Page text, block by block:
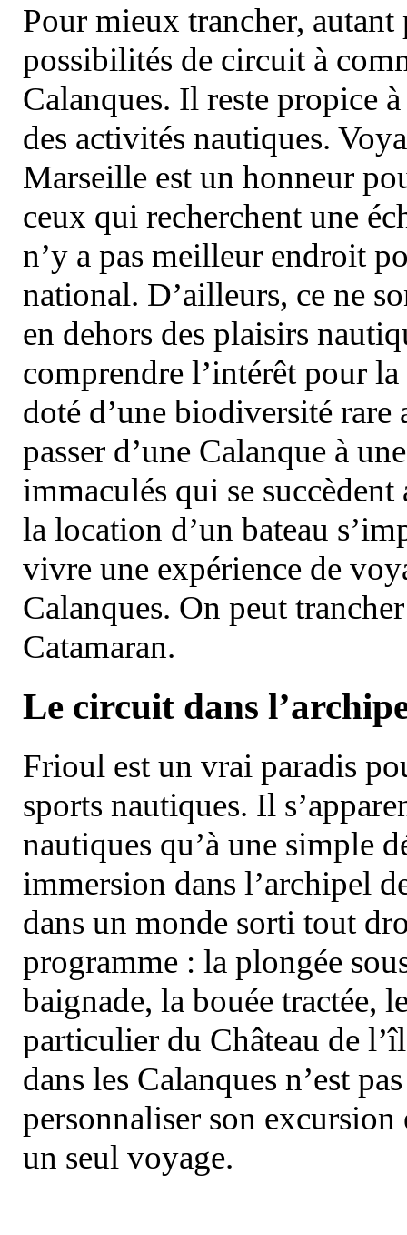
Pour mieux trancher, autant
possibilités de circuit à
Calanques. Il reste propice
des activités nautiques.
Marseille est un honneur
ceux qui recherchent une
n’y a pas meilleur endroit
national. D’ailleurs, ce ne
en dehors des plaisirs
comprendre l’intérêt pour
doté d’une biodiversité
passer d’une Calanque à
immaculés qui se
la location d’un bateau
vivre une expérience de
Calanques. On peut
Catamaran.
Le circuit dans
Frioul est un vrai paradis
sports nautiques. Il
nautiques qu’à une simple
immersion dans l’archipel
dans un monde sorti tout
programme : la plongée
baignade, la bouée tractée,
particulier du Château de
dans les Calanques n’est
personnaliser son
un seul voyage.